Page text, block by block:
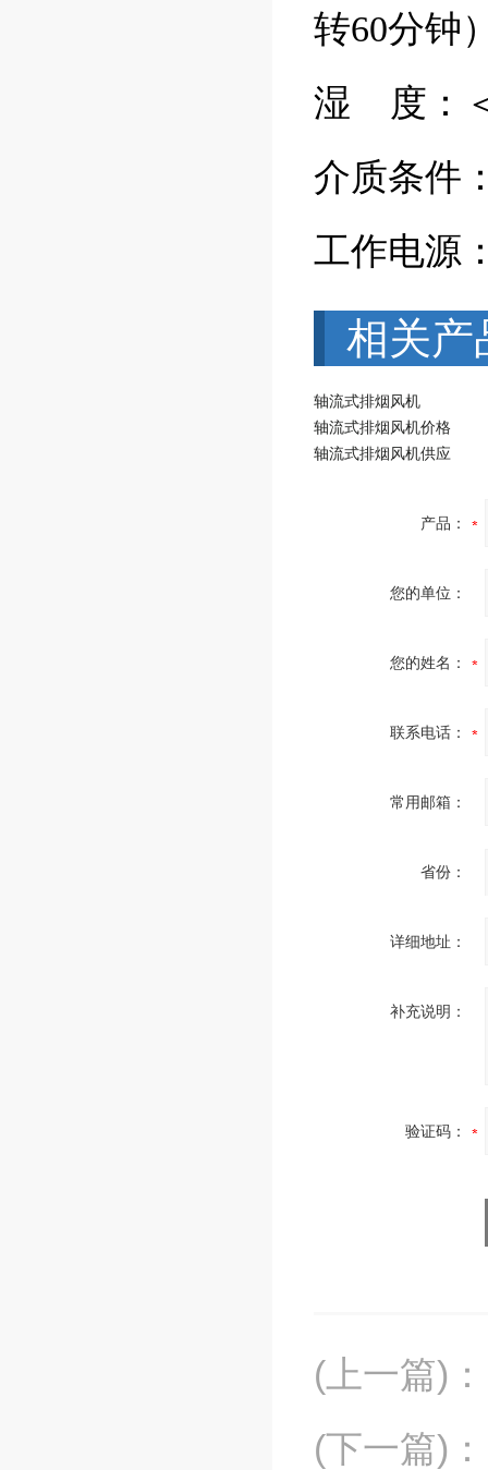
转60分钟
湿 度：
介质条件
工作电源
相关产
轴流式排烟风机
轴流式排烟风机价格
轴流式排烟风机供应
产品：
您的单位：
您的姓名：
联系电话：
常用邮箱：
省份：
详细地址：
补充说明：
验证码：
(上一篇) ：
(下一篇) ：